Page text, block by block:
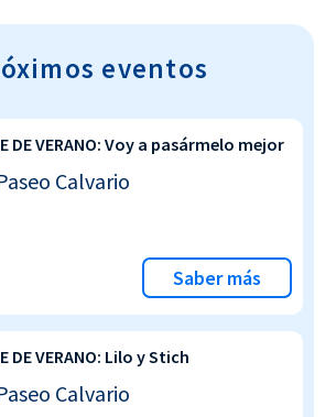
eventos
DE VERANO: Voy a pasármelo mejor
Calvario
Saber más
DE VERANO: Lilo y Stich
Calvario